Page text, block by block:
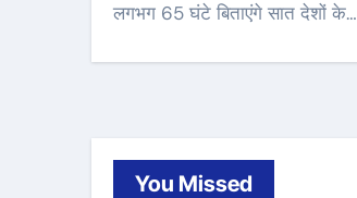
लगभग 65 घंटे बिताएंगे सात देशों के…
You Missed